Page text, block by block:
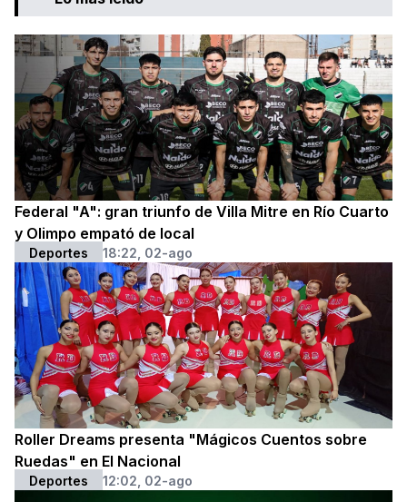
Federal "A": gran triunfo de Villa Mitre en Río Cuarto
y Olimpo empató de local
Deportes 18:22, 02-ago
Roller Dreams presenta "Mágicos Cuentos sobre
Ruedas" en El Nacional
Deportes 12:02, 02-ago